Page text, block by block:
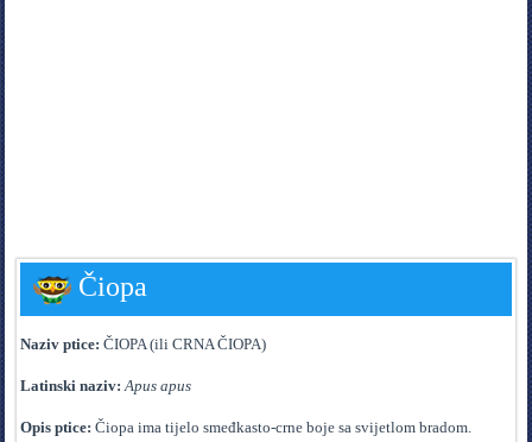
Čiopa
Naziv ptice: ČIOPA (ili CRNA ČIOPA)
Latinski naziv: Apus apus
Opis ptice: Čiopa ima tijelo smeđkasto-crne boje sa svijetlom bradom.